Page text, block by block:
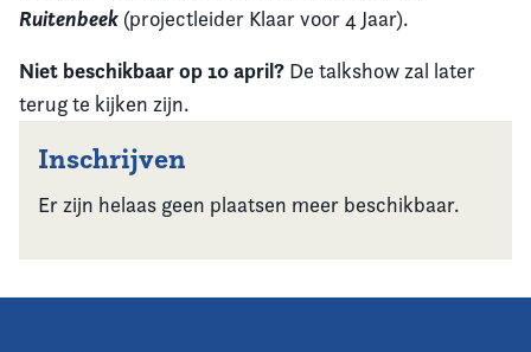
Ruitenbeek (projectleider Klaar voor 4 Jaar).
Niet beschikbaar op 10 april? De talkshow zal later
terug te kijken zijn.
Inschrijven
Er zijn helaas geen plaatsen meer beschikbaar.